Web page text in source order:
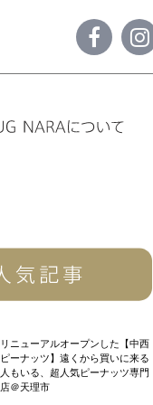
リニューアルオープンした【中西
ピーナッツ】遠くから買いに来る
人もいる、超人気ピーナッツ専門
店＠天理市